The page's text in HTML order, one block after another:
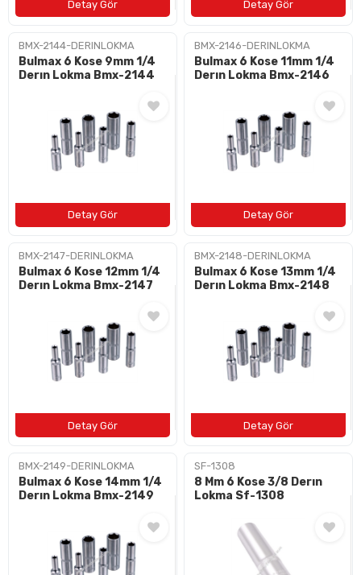
BMX-2144-DERINLOKMA
Bulmax 6 Kose 9mm 1/4
Derın Lokma Bmx-2144
BMX-2146-DERINLOKMA
Bulmax 6 Kose 11mm 1/4
Derın Lokma Bmx-2146
BMX-2147-DERINLOKMA
Bulmax 6 Kose 12mm 1/4
Derın Lokma Bmx-2147
BMX-2148-DERINLOKMA
Bulmax 6 Kose 13mm 1/4
Derın Lokma Bmx-2148
BMX-2149-DERINLOKMA
Bulmax 6 Kose 14mm 1/4
Derın Lokma Bmx-2149
SF-1308
8 Mm 6 Kose 3/8 Derın
Lokma Sf-1308